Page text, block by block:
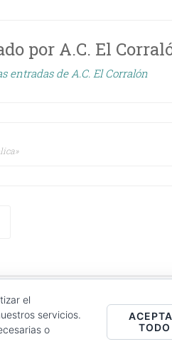
por A.C. El
entradas de A.C. El Corralón
el
servicios.
o
TODO